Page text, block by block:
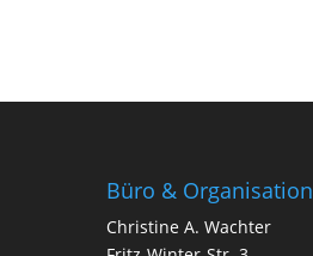
Büro & Organisation
Christine A. Wachter